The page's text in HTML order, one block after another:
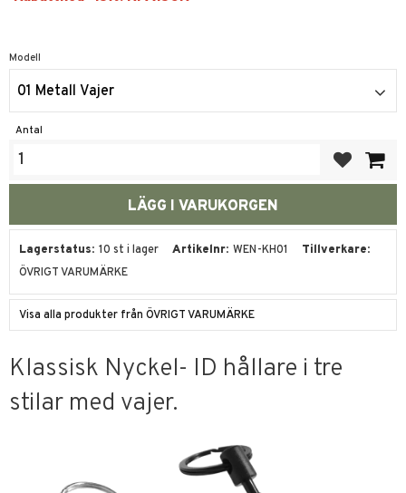
Modell
01 Metall Vajer
Antal
Lagerstatus 10 st i lager Artikelnr WEN-KH01
Tillverkare
ÖVRIGT VARUMÄRKE
Visa alla produkter från ÖVRIGT VARUMÄRKE
Klassisk Nyckel- ID hållare i tre
stilar med vajer.